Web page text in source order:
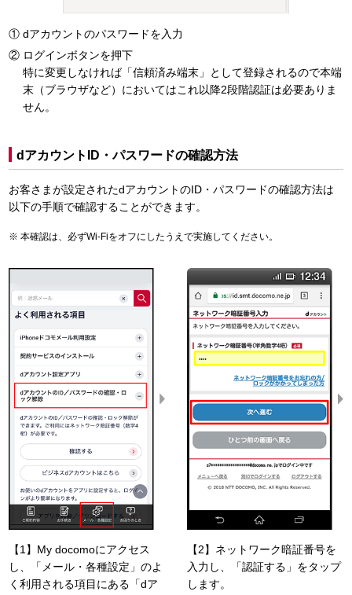
dアカウントのパスワードを入力
ログインボタンを押下
特に変更しなければ「信頼済み端末」として登録されるので本端
末（ブラウザなど）においてはこれ以降2段階認証は必要ありま
せん。
dアカウントID・パスワードの確認方法
お客さまが設定されたdアカウントのID・パスワードの確認方法は
以下の手順で確認することができます。
本確認は、必ずWi-Fiをオフにしたうえで実施してください。
【1】My docomoにアクセス
し、「メール・各種設定」のよ
く利用される項目にある「dア
【2】ネットワーク暗証番号を
入力し、「認証する」をタップ
します。